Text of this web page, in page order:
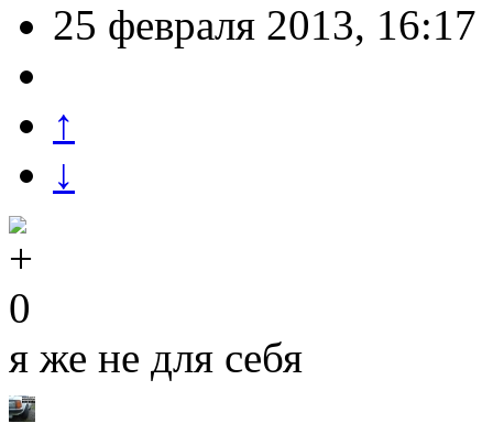
25 февраля 2013, 16:17
↑
↓
0
я же не для себя